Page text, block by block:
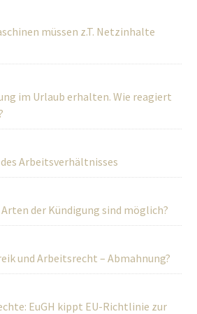
müssen z.T. Netzinhalte
im Urlaub erhalten. Wie reagiert
Arbeitsverhältnisses
der Kündigung sind möglich?
und Arbeitsrecht – Abmahnung?
EuGH kippt EU-Richtlinie zur